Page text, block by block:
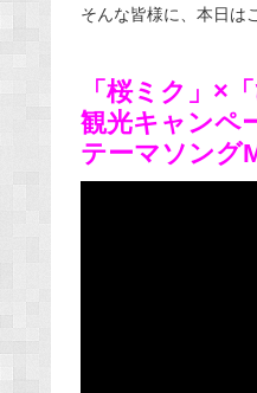
そんな皆様に、本日は
「桜ミク」×
観光キャンペ
テーマソング